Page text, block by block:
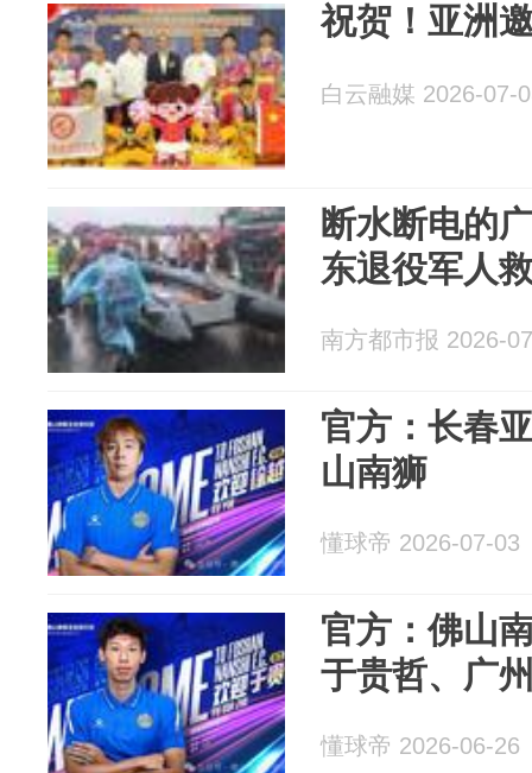
祝贺！亚洲
白云融媒 2026-07-
断水断电的
东退役军人
南方都市报 2026-
官方：长春
山南狮
懂球帝 2026-07-03
官方：佛山
于贵哲、广
懂球帝 2026-06-26